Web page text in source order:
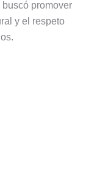
promover
y el respeto